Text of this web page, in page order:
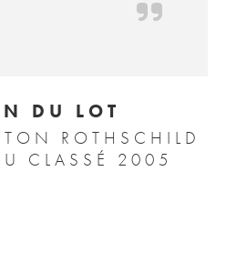
DU LOT
ROTHSCHILD
CLASSÉ 2005